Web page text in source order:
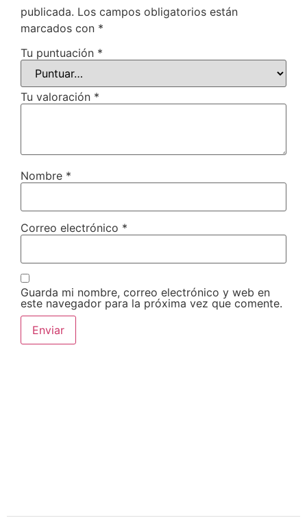
publicada. Los campos obligatorios están
marcados con *
Tu puntuación *
Tu valoración *
Nombre *
Correo electrónico *
Guarda mi nombre, correo electrónico y web en
este navegador para la próxima vez que comente.